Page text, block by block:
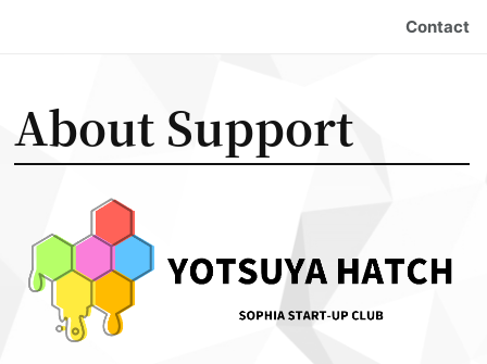
Contact
About Support